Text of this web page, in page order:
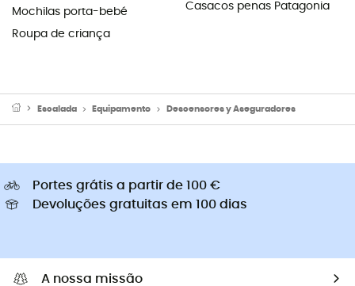
Mochilas porta-bebé
Roupa de criança
Casacos penas Patagonia
Escalada Equipamento Descensores y Aseguradores
Portes grátis a partir de 100 €
Devoluções gratuitas em 100 dias
A nossa missão